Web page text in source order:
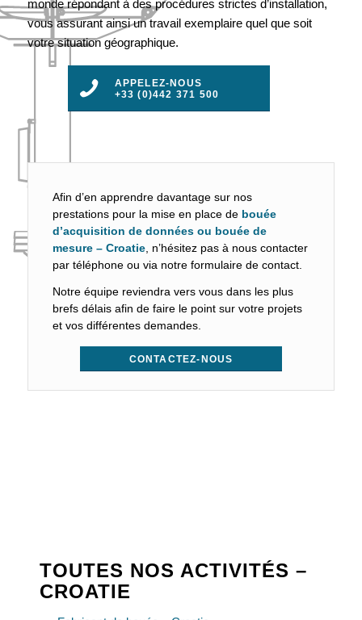
monde répondant à des procédures strictes d’installation,
vous assurant ainsi un travail exemplaire quel que soit
votre situation géographique.
APPELEZ-NOUS
+33 (0)442 371 500
Afin d’en apprendre davantage sur nos
prestations pour la mise en place de bouée
d’acquisition de données ou bouée de
mesure – Croatie, n’hésitez pas à nous contacter
par téléphone ou via notre formulaire de contact.
Notre équipe reviendra vers vous dans les plus
brefs délais afin de faire le point sur votre projets
et vos différentes demandes.
CONTACTEZ-NOUS
TOUTES NOS ACTIVITÉS –
CROATIE